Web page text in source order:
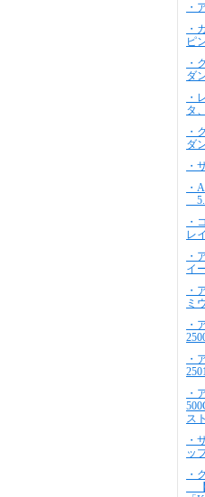
・
・
ピ
・
ダ
・
タ
・
ダ
・
・
・
レ
・
イ
・
ミ
・
・
・
ス
・
ッ
・